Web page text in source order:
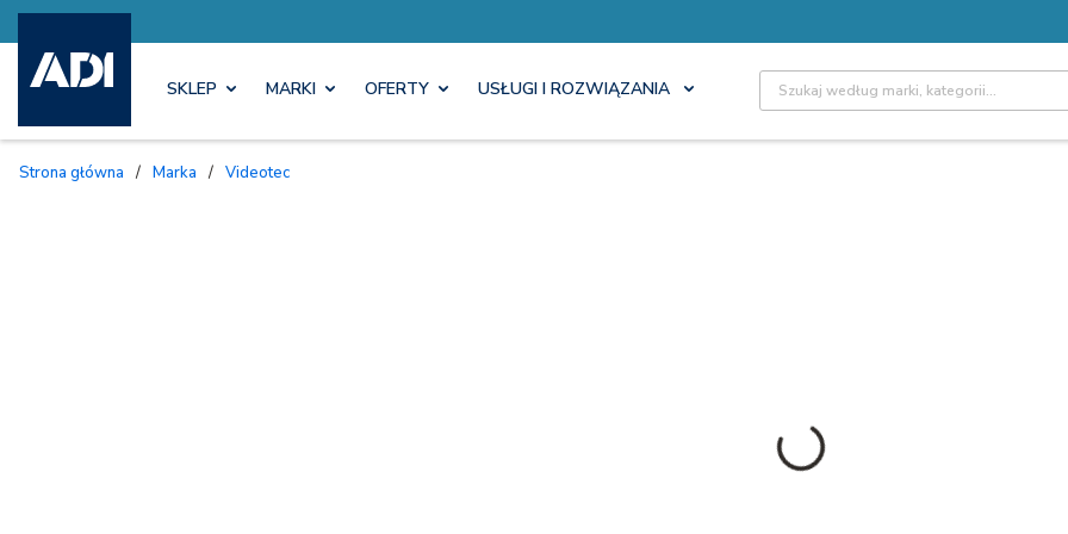
SKLEP MARKI OFERTY USŁUGI I ROZWIĄZANIA Site Search
Strona główna / Marka / Videotec